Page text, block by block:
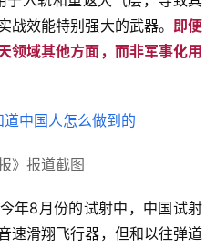
战效能特别强大的武器。 即便
领域其他方面，而非军事化用
》报道截图
年8月份的试射中，中国试射
速滑翔飞行器，但和以往弹道